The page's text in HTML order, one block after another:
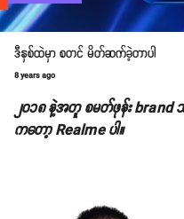
ဒီနှစ်ထဲမှာ စတင် မိတ်ဆက်ခဲ့တာပါ
8 years ago
၂၀၁၈ နဲ့အတူ စမတ်ဖုန်း brand
ကတော့ Realme ပါ။